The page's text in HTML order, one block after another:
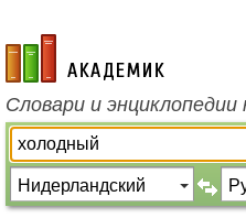
academic.ru
Словари и энциклопедии